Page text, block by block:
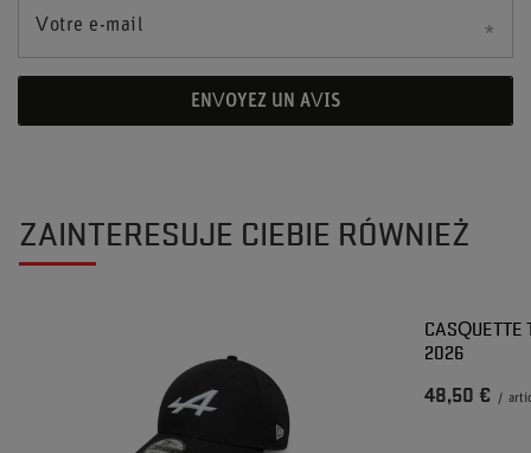
Votre e-mail
ENVOYEZ UN AVIS
ZAINTERESUJE CIEBIE RÓWNIEŻ
CASQUETTE
2026
48,50 € /